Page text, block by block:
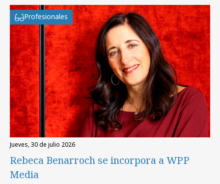
Profesionales
jueves, 30 de julio 2026
Rebeca Benarroch se incorpora a WPP
Media